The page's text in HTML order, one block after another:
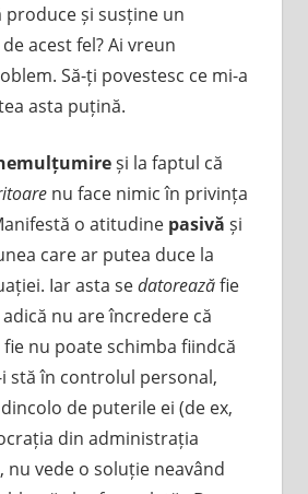
produce și susține un
acest fel? Ai vreun
Să-ți povestesc ce mi-a
asta puțină.
și la faptul că
nu face nimic în privința
o atitudine pasivă și
care ar putea duce la
Iar asta sedatoreazăfie
nu are încredere că
nu poate schimba fiindcă
stă în controlul personal,
de puterile ei (de ex,
din administrația
nu vede o soluție neavând